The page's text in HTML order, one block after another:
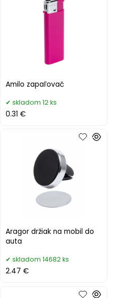
Amilo zapaľovač
skladom 12 ks
0.31 €
Aragor držiak na mobil do
auta
skladom 14682 ks
2.47 €